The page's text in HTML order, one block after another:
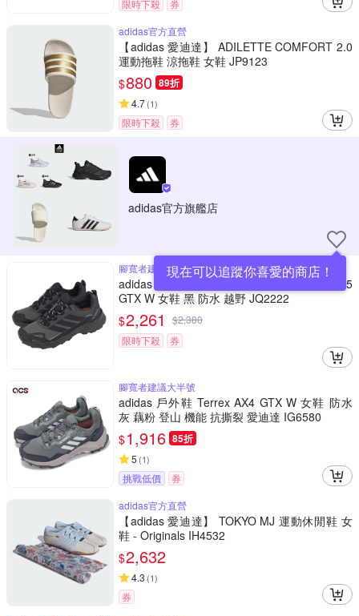
限時下殺
券
adidas官方直營
【adidas 愛迪達】 ADILETTE COMFORT 2.0
運動拖鞋 涼拖鞋 女鞋 JP9123
$880 89折
4.7(1)
限時下殺 券
adidas官方旗艦店
現在可以追蹤你喜愛的商店！
腳寬者建議大半號
adidas 愛迪達 戶外鞋 Terrex Skychaser AX5
GTX W 女鞋 黑 防水 越野 JQ2222
$2,261 $2,380
限時下殺
券
腳寬者建議大半號
adidas 戶外鞋 Terrex AX4 GTX W 女鞋 防水
灰 藕粉 登山 機能 抗撕裂 愛迪達 IG6580
$1,916 85折
5 (1)
挑戰低價
券
adidas官方直營
【adidas 愛迪達】 TOKYO MJ 運動休閒鞋 女
鞋 - Originals IH4532
$2,632
4.3 (1)
券